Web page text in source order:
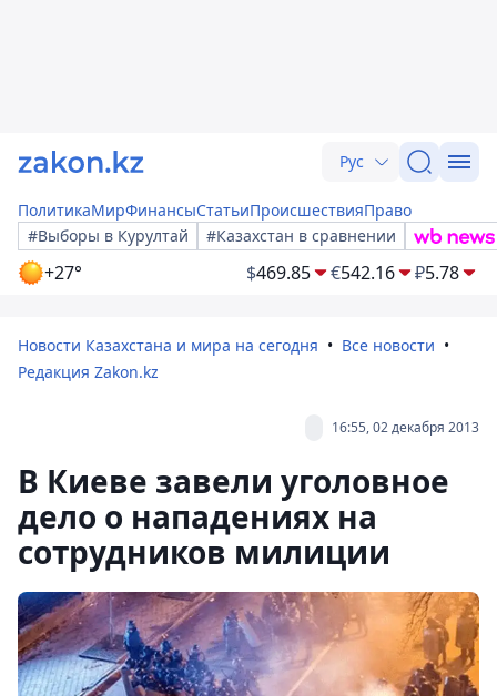
Рус
ПолитикаМирФинансыСтатьиПроисшествияПраво
#Выборы в Курултай
#Казахстан в сравнении
+27° $469.85 €542.16 ₽5.78
Новости Казахстана и мира на сегодня
Все новости
Редакция Zakon.kz
16:55, 02 декабря 2013
В Киеве завели уголовное
дело о нападениях на
сотрудников милиции